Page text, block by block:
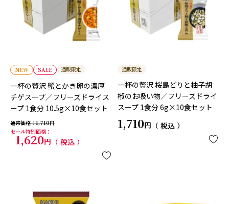
NEW SALE 通販限定
一杯の贅沢 蟹とかき卵の濃厚
チゲスープ／フリーズドライス
ープ 1食分 10.5g×10食セット
通常価格
1,710
セール特別価格
1,620 税込
通販限定
一杯の贅沢 桜島どりと柚子胡
椒のお吸い物／フリーズドライ
スープ 1食分 6g×10食セット
1,710 税込